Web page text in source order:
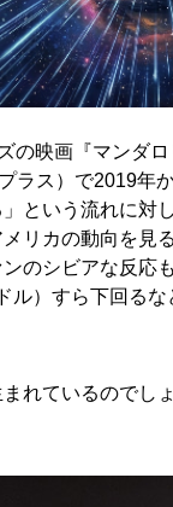
の映画『マンダ
ラス）で2019年
という流れに
リカの動向を見
のシビアな反応
）すら下回る
れているのでし